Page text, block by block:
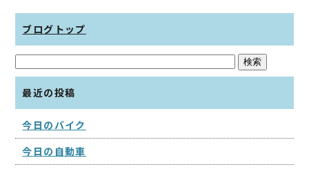
ブログトップ
最近の投稿
今日のバイク
今日の自動車